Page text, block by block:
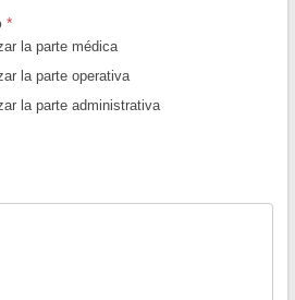
*
la parte médica
la parte operativa
la parte administrativa